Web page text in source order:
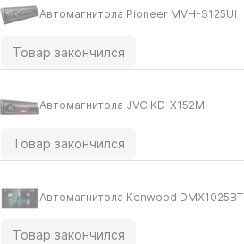
Автомагнитола Pioneer MVH-S125UI
Товар закончился
Автомагнитола JVC KD-X152M
Товар закончился
Автомагнитола Kenwood DMX1025BT
Товар закончился